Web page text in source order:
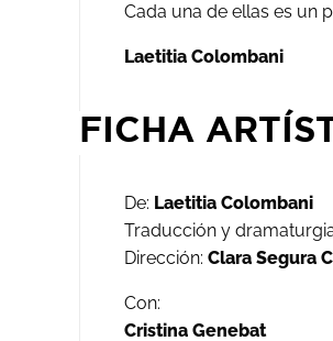
Cada una de ellas es un
Laetitia Colombani
FICHA
De: Laetitia Colombani
Traducción y
Dirección: Clara Segura
Con:
Cristina Genebat